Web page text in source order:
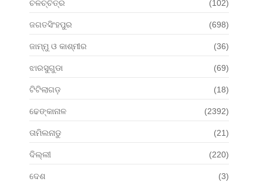
ଚଳଚ୍ଚିତ୍ର (102)
ଜଗତସିଂହପୁର (698)
ଜାମ୍ମୁ ଓ କାଶ୍ମୀର (36)
ଝାରସୁଗୁଡା (69)
ଟିଟିଲାଗଡ଼ (18)
ଢେଙ୍କାନାଳ (2392)
ତାମିଲନାଡୁ (21)
ଦିଲ୍ଲୀ (220)
ଦେଶ (3)